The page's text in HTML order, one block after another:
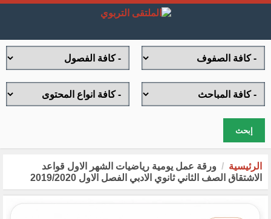
إبحث
الرئيسية
ورقة عمل يومية رياضيات الشهر الاول قواعد
الاشتقاق الصف الثاني ثانوي الادبي الفصل الاول 2019/2020